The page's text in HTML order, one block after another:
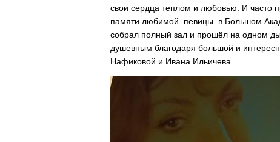
свои сердца теплом и любовью. И часто
памяти любимой певицы в Большом
собрал полный зал и прошёл на одном
душевным благодаря большой и
Нафиковой и Ивана Ильичева..